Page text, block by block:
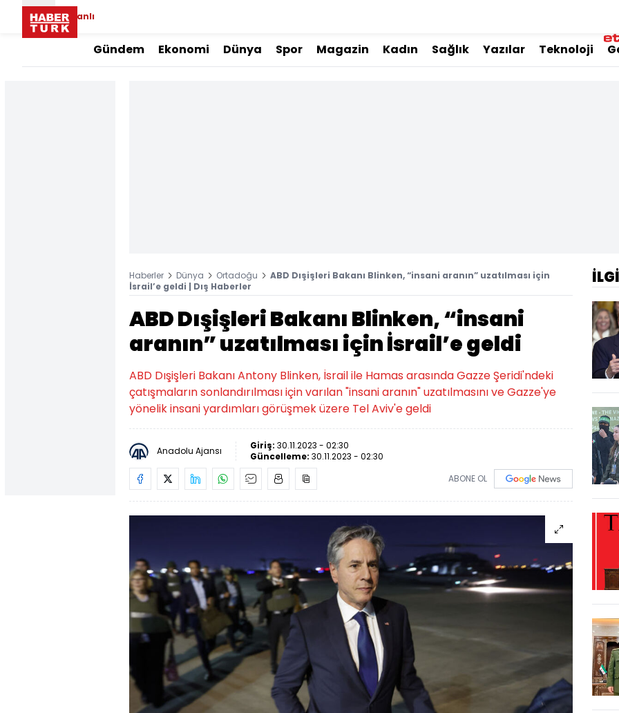
Canlı
Gündem Ekonomi Dünya Spor Magazin Kadın Sağlık Yazılar Teknoloji
Haberler Dünya Ortadoğu
ABD Dışişleri Bakanı Blinken, “insani aranın” uzatılması için
İsrail’e geldi | Dış Haberler
ABD Dışişleri Bakanı Blinken, “insani
aranın” uzatılması için İsrail’e geldi
ABD Dışişleri Bakanı Antony Blinken, İsrail ile Hamas arasında Gazze Şeridi'ndeki
çatışmaların sonlandırılması için varılan "insani aranın" uzatılmasını ve Gazze'ye
yönelik insani yardımları görüşmek üzere Tel Aviv'e geldi
Anadolu Ajansı Giriş: 30.11.2023 - 02:30
Güncelleme: 30.11.2023 - 02:30
ABONE OL